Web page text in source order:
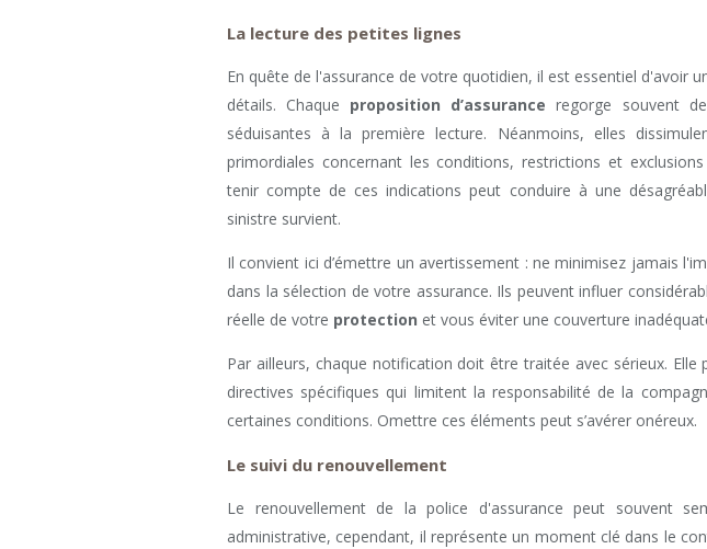
La lecture des petites lignes
En quête de l'assurance de votre quotidien, il est essentiel d'avoir
détails. Chaque proposition d’assurance regorge souvent
séduisantes à la première lecture. Néanmoins, elles
primordiales concernant les conditions, restrictions et
tenir compte de ces indications peut conduire à une
sinistre survient.
Il convient ici d’émettre un avertissement : ne minimisez jamais
dans la sélection de votre assurance. Ils peuvent influer
réelle de votre protection et vous éviter une couverture
Par ailleurs, chaque notification doit être traitée avec sérieux. Elle
directives spécifiques qui limitent la responsabilité de la
certaines conditions. Omettre ces éléments peut s’avérer onéreux.
Le suivi du renouvellement
Le renouvellement de la police d'assurance peut souvent
administrative, cependant, il représente un moment clé dans le